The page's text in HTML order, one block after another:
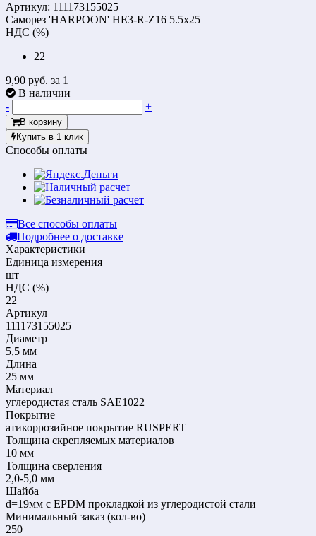
Артикул: 111173155025
Саморез 'HARPOON' НЕ3-R-Z16 5.5x25
НДС (%)
22
9,90 руб. за 1
В наличии
-
+
В корзину
Купить в 1 клик
Способы оплаты
Все способы оплаты
Подробнее о доставке
Характеристики
Единица измерения
шт
НДС (%)
22
Артикул
111173155025
Диаметр
5,5 мм
Длина
25 мм
Материал
углеродистая сталь SAE1022
Покрытие
атикоррозийное покрытие RUSPERT
Толщина скрепляемых материалов
10 мм
Толщина сверления
2,0-5,0 мм
Шайба
d=19мм с EPDM прокладкой из углеродистой стали
Mинимальный заказ (кол-во)
250